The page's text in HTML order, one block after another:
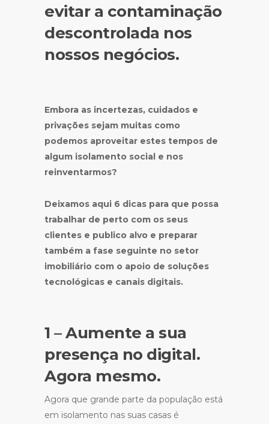
evitar a contaminação
descontrolada nos
nossos negócios.
Embora as incertezas, cuidados e
privações sejam muitas como
podemos aproveitar estes tempos de
algum isolamento social e nos
reinventarmos?
Deixamos aqui 6 dicas para que possa
trabalhar de perto com os seus
clientes e publico alvo e preparar
também a fase seguinte no setor
imobiliário com o apoio de soluções
tecnológicas e canais digitais.
1 – Aumente a sua
presença no digital.
Agora mesmo.
Agora que grande parte da população está
em isolamento nas suas casas é